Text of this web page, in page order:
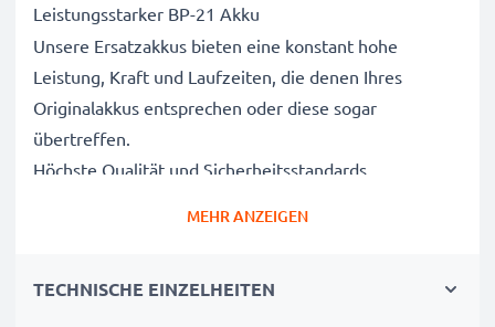
Leistungsstarker BP-21 Akku
Unsere Ersatzakkus bieten eine konstant hohe
Leistung, Kraft und Laufzeiten, die denen Ihres
Originalakkus entsprechen oder diese sogar
übertreffen.
Höchste Qualität und Sicherheitsstandards
unterzogen und entsprechen den höchsten EU-
MEHR ANZEIGEN
TECHNISCHE EINZELHEITEN